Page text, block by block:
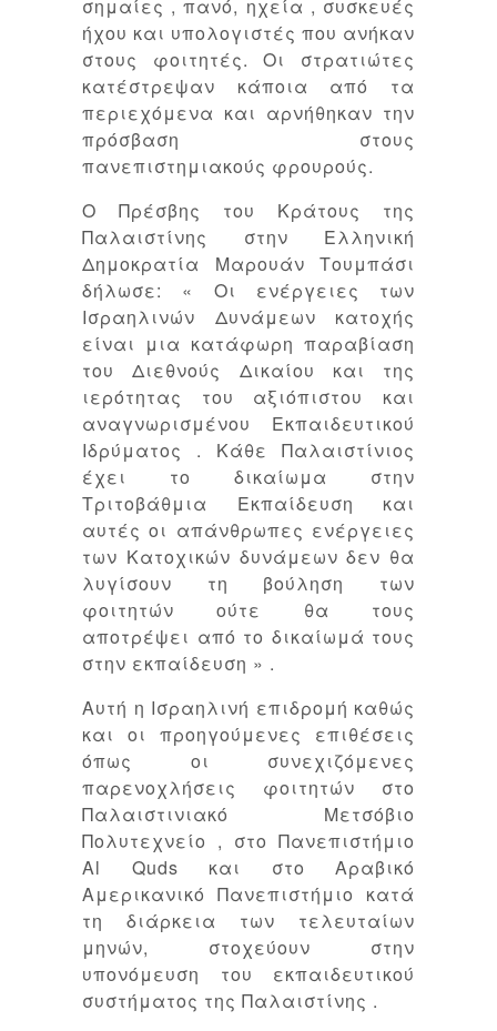
σημαίες , πανό, ηχεία , συσκευές
ήχου και υπολογιστές που ανήκαν
στους φοιτητές. Οι στρατιώτες
κατέστρεψαν κάποια από τα
περιεχόμενα και αρνήθηκαν την
πρόσβαση στους
πανεπιστημιακούς φρουρούς.
Ο Πρέσβης του Κράτους της
Παλαιστίνης στην Ελληνική
Δημοκρατία Μαρουάν Τουμπάσι
δήλωσε: « Οι ενέργειες των
Ισραηλινών Δυνάμεων κατοχής
είναι μια κατάφωρη παραβίαση
του Διεθνούς Δικαίου και της
ιερότητας του αξιόπιστου και
αναγνωρισμένου Εκπαιδευτικού
Ιδρύματος . Κάθε Παλαιστίνιος
έχει το δικαίωμα στην
Τριτοβάθμια Εκπαίδευση και
αυτές οι απάνθρωπες ενέργειες
των Κατοχικών δυνάμεων δεν θα
λυγίσουν τη βούληση των
φοιτητών ούτε θα τους
αποτρέψει από το δικαίωμά τους
στην εκπαίδευση » .
Αυτή η Ισραηλινή επιδρομή καθώς
και οι προηγούμενες επιθέσεις
όπως οι συνεχιζόμενες
παρενοχλήσεις φοιτητών στο
Παλαιστινιακό Μετσόβιο
Πολυτεχνείο , στο Πανεπιστήμιο
Al Quds και στο Αραβικό
Αμερικανικό Πανεπιστήμιο κατά
τη διάρκεια των τελευταίων
μηνών, στοχεύουν στην
υπονόμευση του εκπαιδευτικού
συστήματος της Παλαιστίνης .